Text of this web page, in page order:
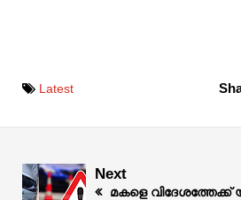
Latest
Next
മകളെ വിദേശത്തേക്ക്